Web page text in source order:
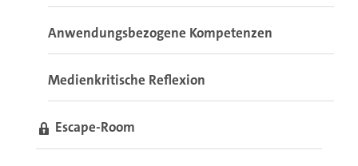
Anwendungsbezogene Kompetenzen
Medienkritische Reflexion
Escape-Room